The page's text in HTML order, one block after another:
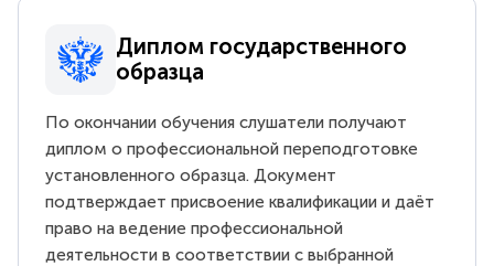
Диплом государственного
образца
По окончании обучения слушатели получают
диплом о профессиональной переподготовке
установленного образца. Документ
подтверждает присвоение квалификации и даёт
право на ведение профессиональной
деятельности в соответствии с выбранной